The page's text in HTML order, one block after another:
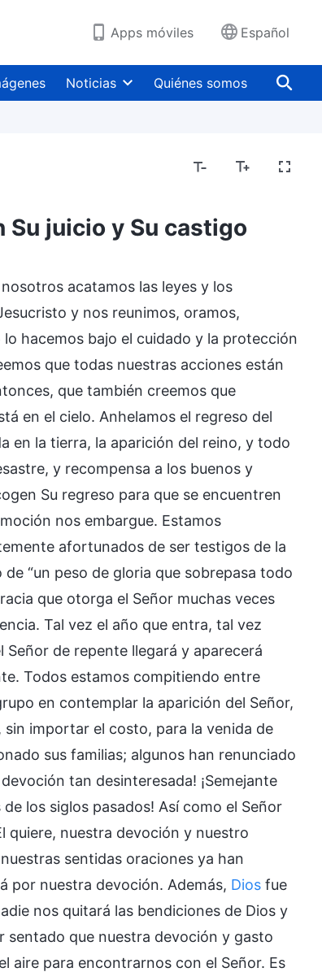
Apps móviles Español
Noticias Quiénes somos
Su juicio y Su castigo
acatamos las leyes y los
y nos reunimos, oramos,
hacemos bajo el cuidado y la protección
que todas nuestras acciones están
que también creemos que
en el cielo. Anhelamos el regreso del
en la tierra, la aparición del reino, y todo
y recompensa a los buenos y
Su regreso para que se encuentren
nos embargue. Estamos
afortunados de ser testigos de la
“un peso de gloria que sobrepasa todo
que otorga el Señor muchas veces
Tal vez el año que entra, tal vez
de repente llegará y aparecerá
Todos estamos compitiendo entre
en contemplar la aparición del Señor,
importar el costo, para la venida de
sus familias; algunos han renunciado
tan desinteresada! ¡Semejante
los siglos pasados! Así como el Señor
quiere, nuestra devoción y nuestro
sentidas oraciones ya han
por nuestra devoción. Además, Dios fue
nos quitará las bendiciones de Dios y
sentado que nuestra devoción y gasto
aire para encontrarnos con el Señor. Es